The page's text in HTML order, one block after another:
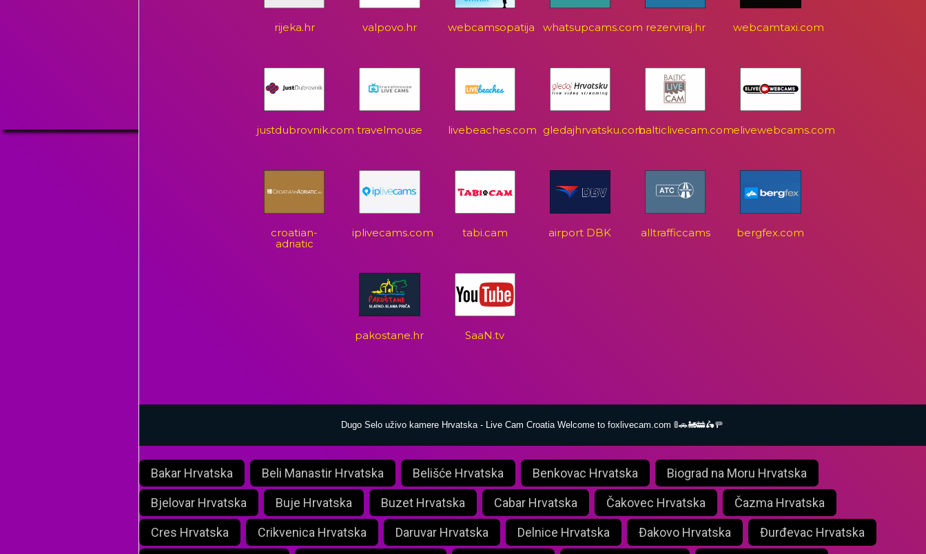
rijeka.hr valpovo.hr webcamsopatija whatsupcams.com rezerviraj.hr webcamtaxi.com
justdubrovnik.com travelmouse livebeaches.com gledajhrvatsku.combalticlivecam.comelivewebcams.com
croatian-
adriatic
iplivecams.com tabi.cam airport DBK alltrafficcams bergfex.com
pakostane.hr SaaN.tv
Dugo Selo uživo kamere Hrvatska - Live Cam Croatia Welcome to foxlivecam.com 🚦🚗🚂🚋🛵🚥
Bakar Hrvatska Beli Manastir Hrvatska Belišće Hrvatska Benkovac Hrvatska Biograd na Moru Hrvatska
Bjelovar Hrvatska Buje Hrvatska Buzet Hrvatska Cabar Hrvatska Čakovec Hrvatska Čazma Hrvatska
Cres Hrvatska Crikvenica Hrvatska Daruvar Hrvatska Delnice Hrvatska Đakovo Hrvatska Đurđevac Hrvatska